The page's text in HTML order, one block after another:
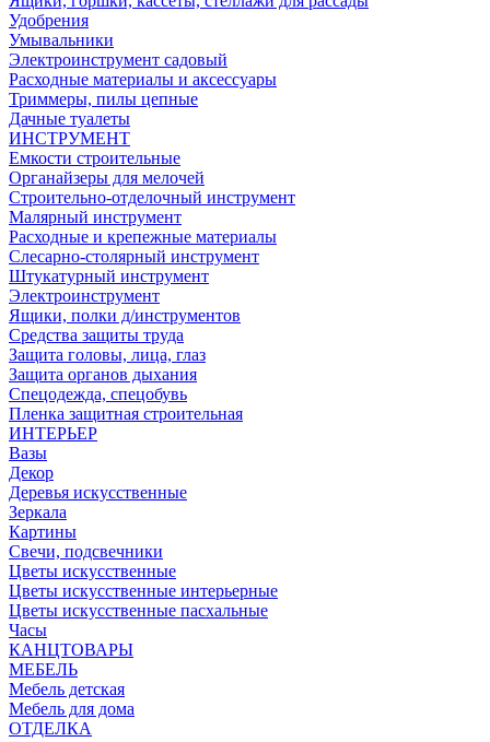
Удобрения
Умывальники
Электроинструмент садовый
Расходные материалы и аксессуары
Триммеры, пилы цепные
Дачные туалеты
ИНСТРУМЕНТ
Емкости строительные
Органайзеры для мелочей
Строительно-отделочный инструмент
Малярный инструмент
Расходные и крепежные материалы
Слесарно-столярный инструмент
Штукатурный инструмент
Электроинструмент
Ящики, полки д/инструментов
Средства защиты труда
Защита головы, лица, глаз
Защита органов дыхания
Спецодежда, спецобувь
Пленка защитная строительная
ИНТЕРЬЕР
Вазы
Декор
Деревья искусственные
Зеркала
Картины
Свечи, подсвечники
Цветы искусственные
Цветы искусственные интерьерные
Цветы искусственные пасхальные
Часы
КАНЦТОВАРЫ
МЕБЕЛЬ
Мебель детская
Мебель для дома
ОТДЕЛКА